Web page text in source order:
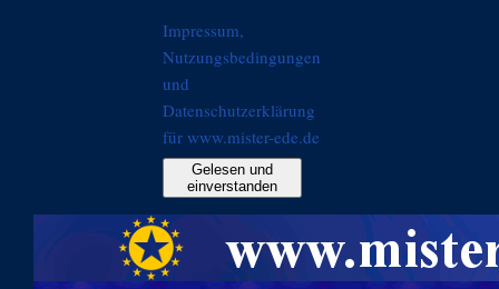
Impressum,
Nutzungsbedingungen
und
Datenschutzerklärung
für www.mister-ede.de
Gelesen und
einverstanden